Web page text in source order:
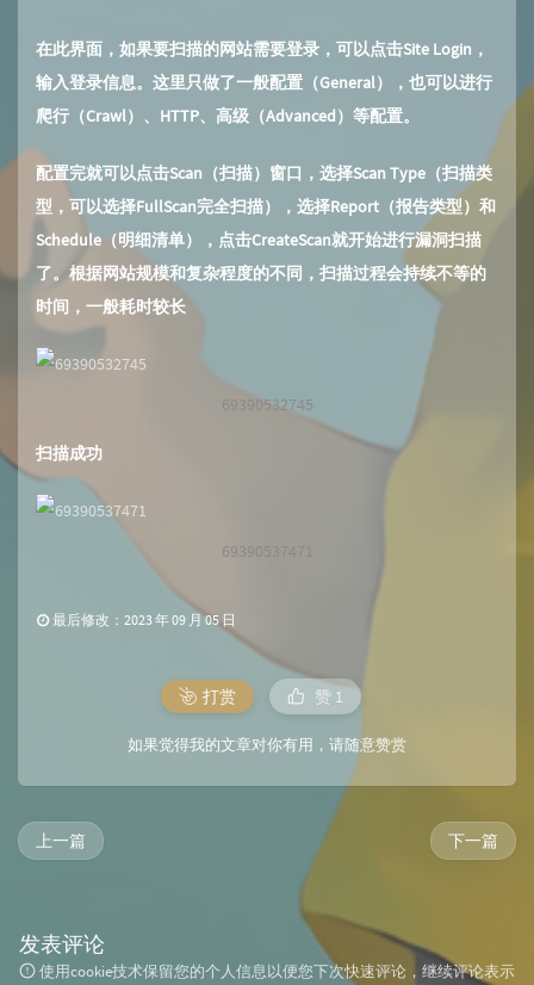
在此界面，如果要扫描的网站需要登录，可以点击Site Login，
输入登录信息。这里只做了一般配置（General），也可以进行
爬行（Crawl）、HTTP、高级（Advanced）等配置。
配置完就可以点击Scan（扫描）窗口，选择Scan Type（扫描类
型，可以选择FullScan完全扫描），选择Report（报告类型）和
Schedule（明细清单），点击CreateScan就开始进行漏洞扫描
了。根据网站规模和复杂程度的不同，扫描过程会持续不等的
时间，一般耗时较长
69390532745
扫描成功
69390537471
最后修改：2023 年 09 月 05 日
打赏 赞 1
如果觉得我的文章对你有用，请随意赞赏
下一篇
上一篇
发表评论
使用cookie技术保留您的个人信息以便您下次快速评论，继续评论表示